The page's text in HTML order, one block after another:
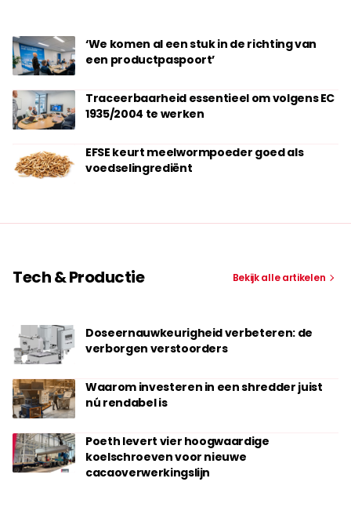
‘We komen al een stuk in de richting van
een productpaspoort’
Traceerbaarheid essentieel om volgens EC
1935/2004 te werken
EFSE keurt meelwormpoeder goed als
voedselingrediënt
Tech & Productie Bekijk alle artikelen
Doseernauwkeurigheid verbeteren: de
verborgen verstoorders
Waarom investeren in een shredder juist
nú rendabel is
Poeth levert vier hoogwaardige
koelschroeven voor nieuwe
cacaoverwerkingslijn